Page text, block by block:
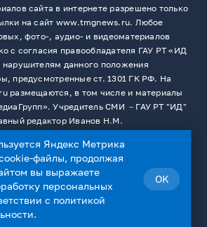
сайта в интернете разрешено только
на сайт www.tmgnews.ru. Любое
фото-, аудио- и видеоматериалов
с согласия правообладателя ГАУ РТ «ИД
данного положения
предусмотренные ст. 1301 ГК РФ. На
размещаются, в том числе и материалы
Учредитель СМИ －ГАУ РТ "ИД"
редактор Иванов Н.М.
12+
файлов
Яндекс Метрика
файлы, продолжая
вы выражаете
персональных
с политикой
.
OK